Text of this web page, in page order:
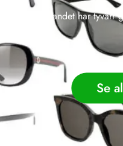
Det här erbjudandet har
Se